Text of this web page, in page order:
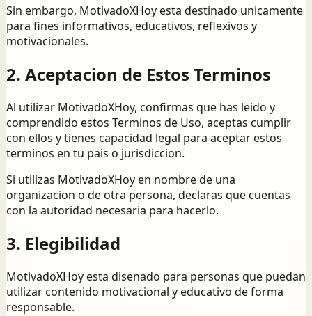
Sin embargo, MotivadoXHoy esta destinado unicamente
para fines informativos, educativos, reflexivos y
motivacionales.
2. Aceptacion de Estos Terminos
Al utilizar MotivadoXHoy, confirmas que has leido y
comprendido estos Terminos de Uso, aceptas cumplir
con ellos y tienes capacidad legal para aceptar estos
terminos en tu pais o jurisdiccion.
Si utilizas MotivadoXHoy en nombre de una
organizacion o de otra persona, declaras que cuentas
con la autoridad necesaria para hacerlo.
3. Elegibilidad
MotivadoXHoy esta disenado para personas que puedan
utilizar contenido motivacional y educativo de forma
responsable.